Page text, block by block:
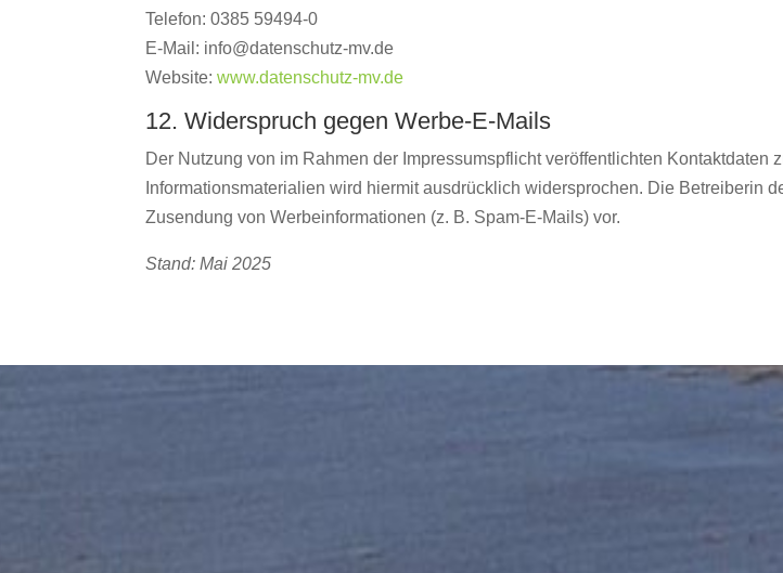
Telefon: 0385 59494-0
E-Mail: info@datenschutz-mv.de
Website:www.datenschutz-mv.de
12. Widerspruch gegen Werbe-E-Mails
Der Nutzung von im Rahmen der Impressumspflicht veröffentlichten
Informationsmaterialien wird hiermit ausdrücklich widersprochen. Die Betreiberin
Zusendung von Werbeinformationen (z. B. Spam-E-Mails) vor.
Stand: Mai 2025